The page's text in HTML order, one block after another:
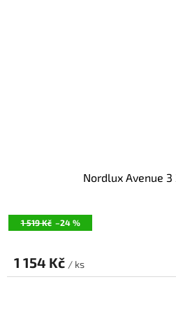
1 519 Kč –24 %
Nordlux Avenue 3
1 154 Kč / ks